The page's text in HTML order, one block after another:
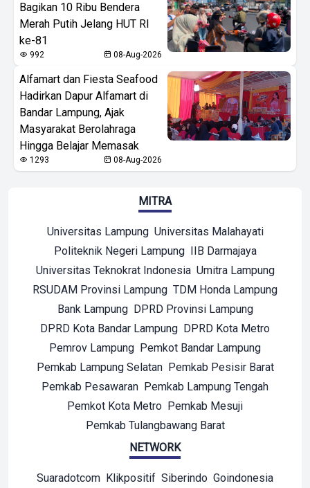
Bagikan 10 Ribu Bendera
Merah Putih Jelang HUT RI
ke-81
992 08-Aug-2026
Alfamart dan Fiesta Seafood
Hadirkan Dapur Alfamart di
Bandar Lampung, Ajak
Masyarakat Berolahraga
Hingga Belajar Memasak
1293 08-Aug-2026
MITRA
Universitas Lampung Universitas Malahayati
Politeknik Negeri Lampung
IIB Darmajaya
Universitas Teknokrat Indonesia Umitra Lampung
RSUDAM Provinsi Lampung TDM Honda Lampung
Bank Lampung
DPRD Provinsi Lampung
DPRD Kota Bandar Lampung DPRD Kota Metro
Pemrov Lampung Pemkot Bandar Lampung
Pemkab Lampung Selatan
Pemkab Pesisir Barat
Pemkab Pesawaran Pemkab Lampung Tengah
Pemkot Kota Metro Pemkab Mesuji
Pemkab Tulangbawang Barat
NETWORK
Suaradotcom Klikpositif Siberindo Goindonesia